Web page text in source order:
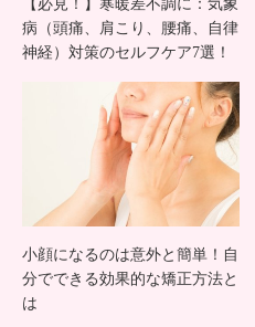
◎】
【必見！】寒暖差不調に：気象
病（頭痛、肩こり、腰痛、自律
神経）対策のセルフケア7選！
小顔になるのは意外と簡単！自
分でできる効果的な矯正方法と
は